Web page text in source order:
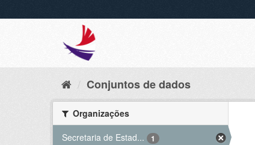
Conjuntos de dados
Organizações
Secretaria de Estad...
1